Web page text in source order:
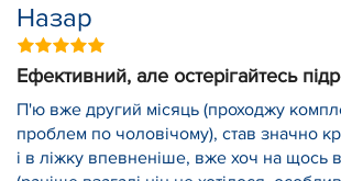
Назар
Ефективний, але остерігайтесь
П'ю вже другий місяць (проходжу
проблем по чоловічому), став значно
і в ліжку впевненіше, вже хоч на щось